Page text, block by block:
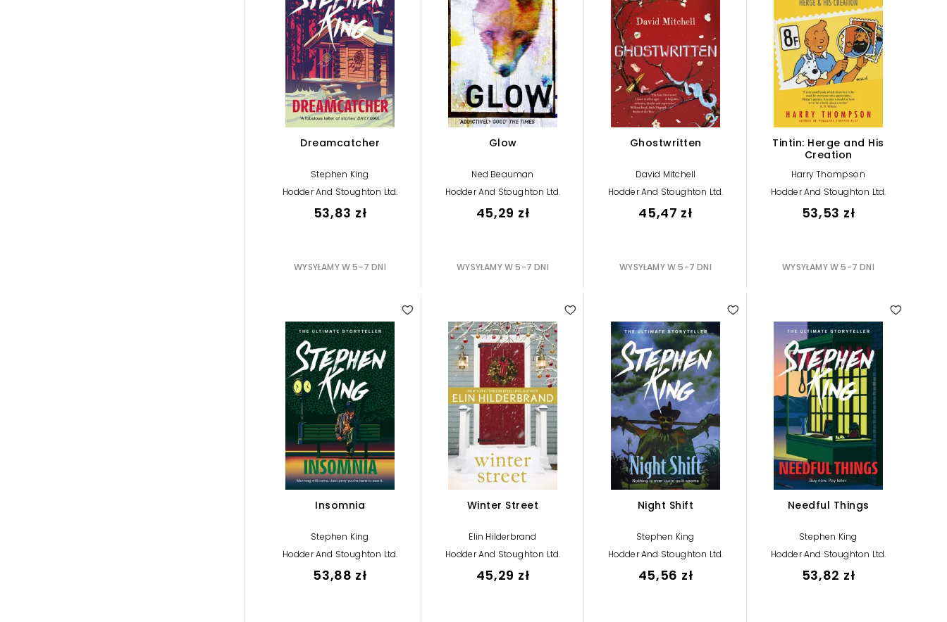
Dreamcatcher
Stephen King
Hodder And Stoughton Ltd.
53,83 zł
WYSYŁAMY W 5-7 DNI
Glow
Ned Beauman
Hodder And Stoughton Ltd.
45,29 zł
WYSYŁAMY W 5-7 DNI
Ghostwritten
David Mitchell
Hodder And Stoughton Ltd.
45,47 zł
WYSYŁAMY W 5-7 DNI
Tintin: Herge and His
Creation
Harry Thompson
Hodder And Stoughton Ltd.
53,53 zł
WYSYŁAMY W 5-7 DNI
Insomnia
Stephen King
Hodder And Stoughton Ltd.
53,88 zł
Winter Street
Elin Hilderbrand
Hodder And Stoughton Ltd.
45,29 zł
Night Shift
Stephen King
Hodder And Stoughton Ltd.
45,56 zł
Needful Things
Stephen King
Hodder And Stoughton Ltd.
53,82 zł